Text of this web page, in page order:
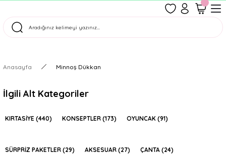
Tüm Siparişler Aynı Gün Kargoda!
Anasayfa Minnoş Dükkan
İlgili Alt Kategoriler
KIRTASİYE (440) KONSEPTLER (173) OYUNCAK (91)
SÜRPRİZ PAKETLER (29) AKSESUAR (27) ÇANTA (24)